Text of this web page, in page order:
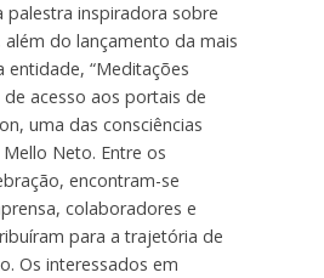
palestra inspiradora sobre
do lançamento da mais
entidade, “Meditações
de acesso aos portais de
uma das consciências
Neto. Entre os
encontram-se
colaboradores e
para a trajetória de
Os interessados em